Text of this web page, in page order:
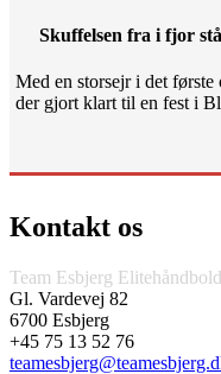
Skuffelsen fra i fjor
Med en storsejr i det
der gjort klart til en fest i
Kontakt os
Team Esbjerg
Gl. Vardevej 82
6700 Esbjerg
+45 75 13 52 76